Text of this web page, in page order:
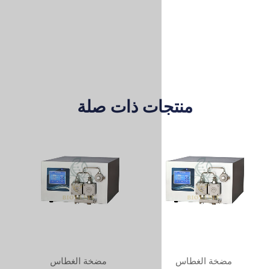
ذات صلة
مضخة الغطاس